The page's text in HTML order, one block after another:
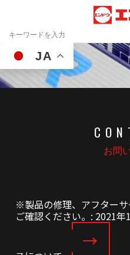
JA
お問
※製品の修理、アフター
ご確認ください。: 2021